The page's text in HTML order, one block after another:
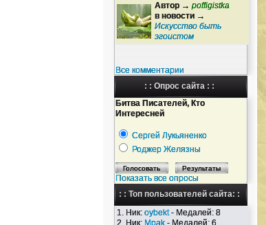
Автор → poffigistka
в новости →
Искусство быть
эгоистом
Все комментарии
: : Опрос сайта : :
Битва Писателей, Кто
Интересней
Сергей Лукьяненко
Роджер Желязны
Показать все опросы
: : Топ пользователей сайта: :
1. Ник: oybekt- Медалей: 8
2. Ник: Mpak- Медалей: 6